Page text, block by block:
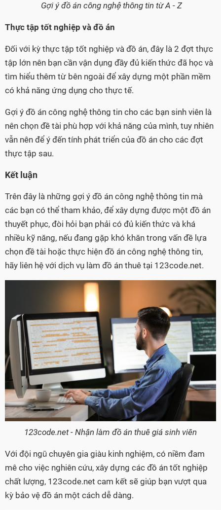
Gợi ý đồ án công nghệ thông tin từ A - Z
Thực tập tốt nghiệp và đồ án
Đối với kỳ thực tập tốt nghiệp và đồ án, đây là 2 đợt thực
tập lớn nên bạn cần vận dụng đầy đủ kiến thức đã học và
tìm hiểu thêm từ bên ngoài để xây dựng một phần mềm
có khả năng ứng dụng cho thực tế.
Gợi ý đồ án công nghệ thông tin cho các bạn sinh viên là
nên chọn đề tài phù hợp với khả năng của mình, tuy nhiên
vẫn nên để ý đến tính phát triển của đồ án cho các đợt
thực tập sau.
Kết luận
Trên đây là những gợi ý đồ án công nghệ thông tin mà
các bạn có thể tham khảo, để xây dựng được một đồ án
thuyết phục, đòi hỏi bạn phải có đủ kiến thức và khá
nhiều kỹ năng, nếu đang gặp khó khăn trong vấn đề lựa
chọn đề tài hoặc thực hiện đồ án công nghệ thông tin,
hãy liên hệ với dịch vụ làm đồ án thuê tại 123code.net.
123code.net - Nhận làm đồ án thuê giá sinh viên
Với đội ngũ chuyên gia giàu kinh nghiệm, có niềm đam
mê cho việc nghiên cứu, xây dựng các đồ án tốt nghiệp
chất lượng, 123code.net cam kết sẽ giúp bạn vượt qua
kỳ bảo vệ đồ án một cách dễ dàng.